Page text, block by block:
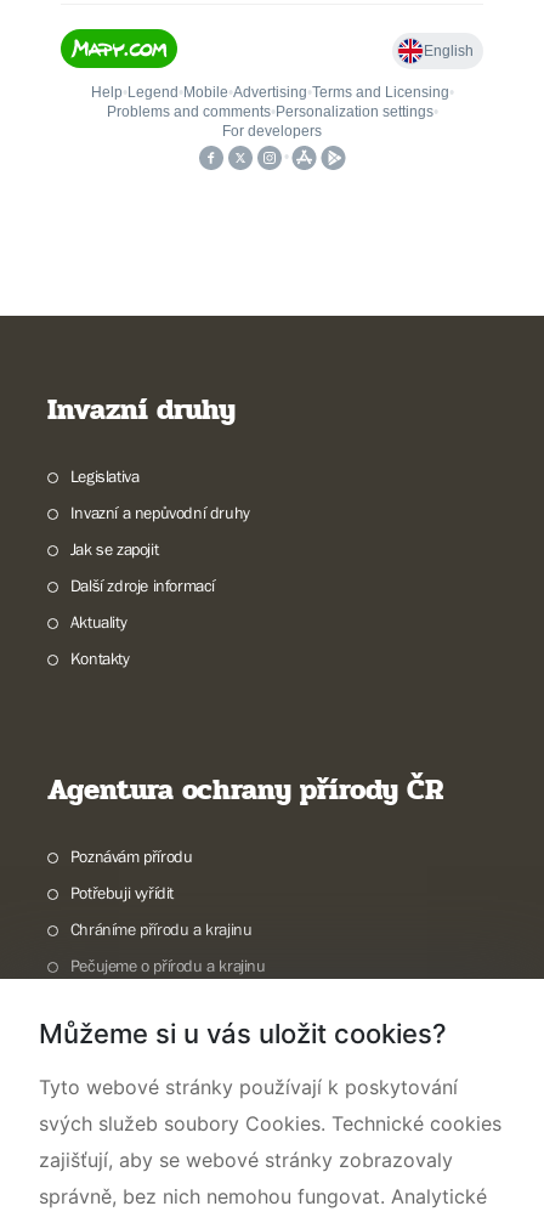
Invazní druhy
Legislativa
Invazní a nepůvodní druhy
Jak se zapojit
Další zdroje informací
Aktuality
Kontakty
Agentura ochrany přírody ČR
Poznávám přírodu
Potřebuji vyřídit
Chráníme přírodu a krajinu
Pečujeme o přírodu a krajinu
O nás
Můžeme si u vás uložit cookies?
Tyto webové stránky používají k poskytování
svých služeb soubory Cookies. Technické cookies
zajišťují, aby se webové stránky zobrazovaly
správně, bez nich nemohou fungovat. Analytické